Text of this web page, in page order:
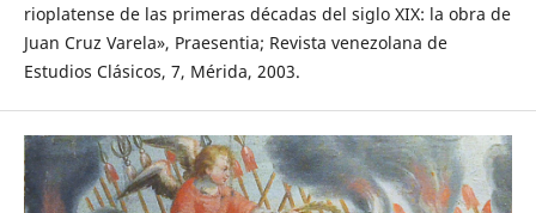
rioplatense de las primeras décadas del siglo XIX: la obra de
Juan Cruz Varela», Praesentia; Revista venezolana de
Estudios Clásicos, 7, Mérida, 2003.